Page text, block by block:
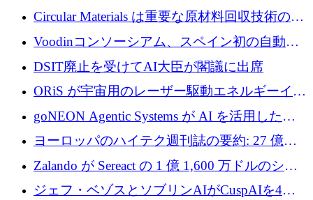
がシリーズ A 1 億 5,200 万ドルで評価額 13 億
5,000 万ドルに到達
Circular Materials は重要な原材料回収技術の拡
張に 1,180 万ユーロを確保
Voodinコンソーシアム、スペイン初の自動木
製ブレード工場の建設にEU補助金4,800万ユ
ーロを確保
DSIT廃止を受けてAI大臣が閣議に出席
ORiS が宇宙用のレーザー駆動エネルギーイン
フラの構築に 500 万ユーロを調達
goNEON Agentic Systems が AI を活用したイ
ンフラ計画を加速するために 16 万ユーロを確
ヨーロッパのハイテク週刊誌の要約: 27 億ユ
ーロを超える 60 以上のハイテク資金調達取引
Zalando が Sereact の 1 億 1,600 万ドルのシリ
ーズ B に参加し、AI を活用した倉庫自動化を
ジェフ・ベゾスとソブリンAIがCuspAIを4億